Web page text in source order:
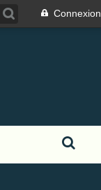
Connexion